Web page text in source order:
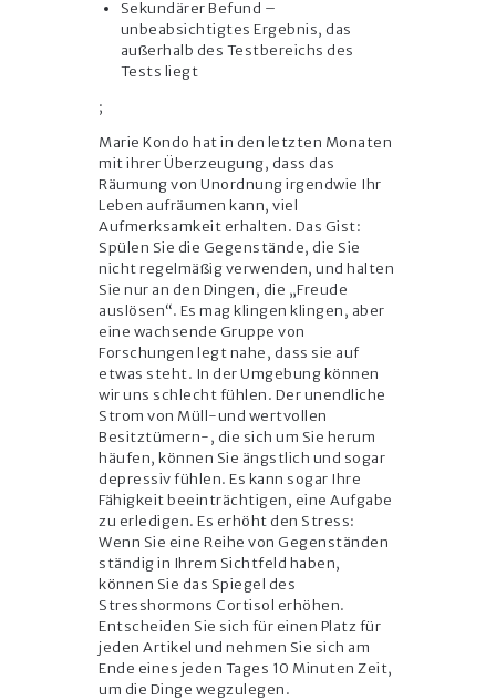
Sekundärer Befund –
unbeabsichtigtes Ergebnis, das
außerhalb des Testbereichs des
Tests liegt
;
Marie Kondo hat in den letzten Monaten
mit ihrer Überzeugung, dass das
Räumung von Unordnung irgendwie Ihr
Leben aufräumen kann, viel
Aufmerksamkeit erhalten. Das Gist:
Spülen Sie die Gegenstände, die Sie
nicht regelmäßig verwenden, und halten
Sie nur an den Dingen, die „Freude
auslösen“. Es mag klingen klingen, aber
eine wachsende Gruppe von
Forschungen legt nahe, dass sie auf
etwas steht. In der Umgebung können
wir uns schlecht fühlen. Der unendliche
Strom von Müll-und wertvollen
Besitztümern-, die sich um Sie herum
häufen, können Sie ängstlich und sogar
depressiv fühlen. Es kann sogar Ihre
Fähigkeit beeinträchtigen, eine Aufgabe
zu erledigen. Es erhöht den Stress:
Wenn Sie eine Reihe von Gegenständen
ständig in Ihrem Sichtfeld haben,
können Sie das Spiegel des
Stresshormons Cortisol erhöhen.
Entscheiden Sie sich für einen Platz für
jeden Artikel und nehmen Sie sich am
Ende eines jeden Tages 10 Minuten Zeit,
um die Dinge wegzulegen.